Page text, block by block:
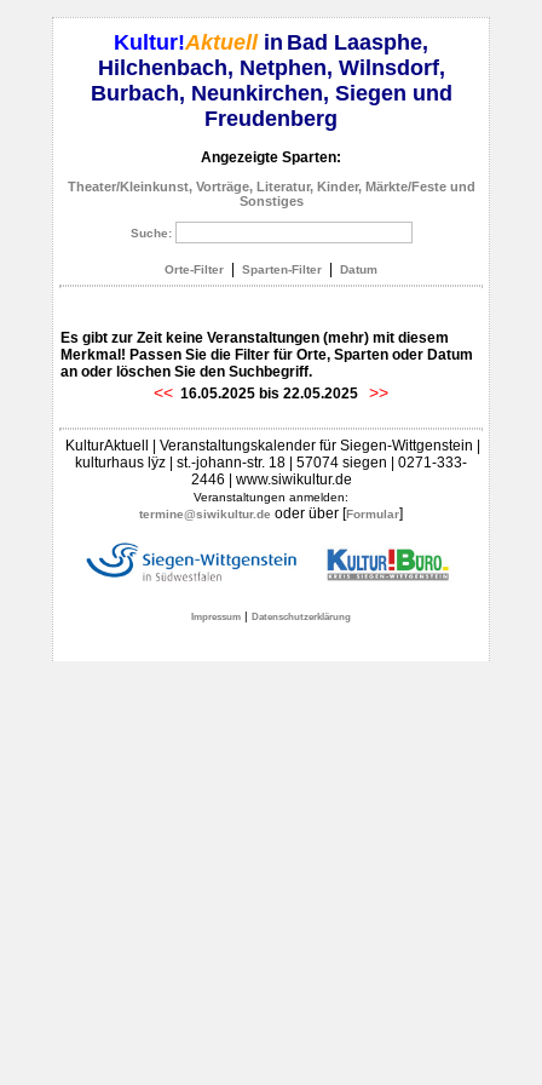
Kultur!Aktuellin Bad Laasphe,
Hilchenbach, Netphen, Wilnsdorf,
Burbach, Neunkirchen, Siegen und
Freudenberg
Angezeigte Sparten:
Theater/Kleinkunst, Vorträge, Literatur, Kinder, Märkte/Feste und
Sonstiges
Suche:
Orte-Filter Sparten-Filter Datum
Es gibt zur Zeit keine Veranstaltungen (mehr) mit diesem
Merkmal! Passen Sie die Filter für Orte, Sparten oder Datum
an oder löschen Sie den Suchbegriff.
<< 16.05.2025 bis 22.05.2025 >>
KulturAktuell | Veranstaltungskalender für Siegen-Wittgenstein |
kulturhaus lÿz | st.-johann-str. 18 | 57074 siegen | 0271-333-
2446 | www.siwikultur.de
Veranstaltungen anmelden:
termine@siwikultur.de oder über [Formular]
Impressum | Datenschutzerklärung